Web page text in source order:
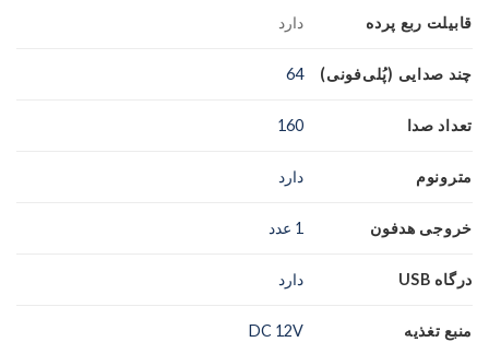
قابیلت ربع پرده دارد
چند صدایی (پُلی‌فونی) 64
تعداد صدا 160
مترونوم دارد
خروجی هدفون 1 عدد
درگاه USB دارد
منبع تغذیه DC 12V